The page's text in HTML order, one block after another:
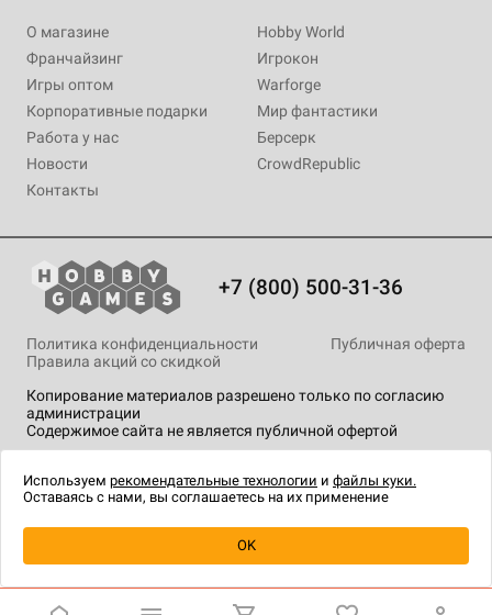
Уведомить о наличии
О магазине
Франчайзинг
Игры оптом
Корпоративные подарки
Работа у нас
Новости
Контакты
Hobby World
Игрокон
Warforge
Мир фантастики
Берсерк
CrowdRepublic
+7 (800) 500-31-36
Копирование материалов разрешено только по согласию
администрации
Содержимое сайта не является публичной офертой
Политика конфиденциальности
Публичная оферта
Правила акций со скидкой
технологии.
Используем рекомендательные технологии и файлы куки.
Оставаясь с нами, вы соглашаетесь на их применение
OK